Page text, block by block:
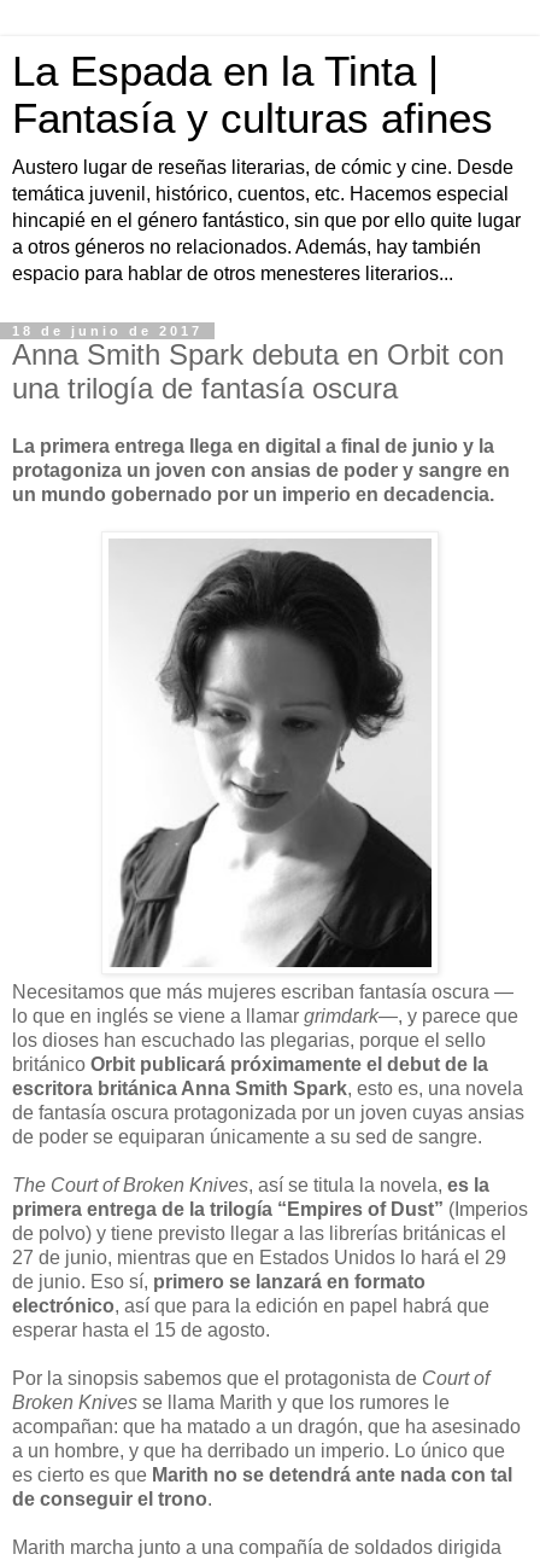
La Espada en la Tinta |
Fantasía y culturas afines
Austero lugar de reseñas literarias, de cómic y cine. Desde
temática juvenil, histórico, cuentos, etc. Hacemos especial
hincapié en el género fantástico, sin que por ello quite lugar
a otros géneros no relacionados. Además, hay también
espacio para hablar de otros menesteres literarios...
18 de junio de 2017
Anna Smith Spark debuta en Orbit con
una trilogía de fantasía oscura
La primera entrega llega en digital a final de junio y la
protagoniza un joven con ansias de poder y sangre en
un mundo gobernado por un imperio en decadencia.
Necesitamos que más mujeres escriban fantasía oscura —
lo que en inglés se viene a llamar grimdark—, y parece que
los dioses han escuchado las plegarias, porque el sello
británico Orbit publicará próximamente el debut de la
escritora británica Anna Smith Spark, esto es, una novela
de fantasía oscura protagonizada por un joven cuyas ansias
de poder se equiparan únicamente a su sed de sangre.
The Court of Broken Knives, así se titula la novela, es la
primera entrega de la trilogía “Empires of Dust” (Imperios
de polvo) y tiene previsto llegar a las librerías británicas el
27 de junio, mientras que en Estados Unidos lo hará el 29
de junio. Eso sí, primero se lanzará en formato
electrónico, así que para la edición en papel habrá que
esperar hasta el 15 de agosto.
Por la sinopsis sabemos que el protagonista de Court of
Broken Knives se llama Marith y que los rumores le
acompañan: que ha matado a un dragón, que ha asesinado
a un hombre, y que ha derribado un imperio. Lo único que
es cierto es que Marith no se detendrá ante nada con tal
de conseguir el trono.
Marith marcha junto a una compañía de soldados dirigida